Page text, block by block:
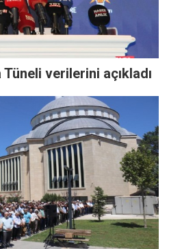
verilerini açıkladı